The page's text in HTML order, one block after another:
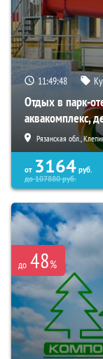
11:49:46
Отдых в парк-
аквакомплекс,
Рязанская обл.,
от 3164 руб.
до107880руб.
до 48%